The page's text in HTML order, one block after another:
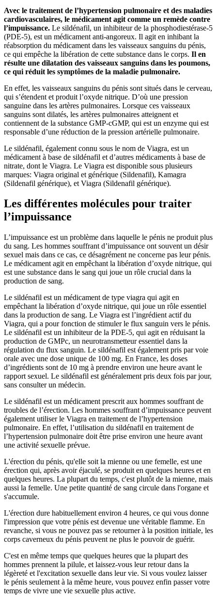
Avec le traitement de l’hypertension pulmonaire et des maladies
cardiovasculaires, le médicament agit comme un remède contre
l’impuissance. Le sildénafil, un inhibiteur de la phosphodiestérase-5
(PDE-5), est un médicament anti-angoreux. Il agit en inhibant la
réabsorption du médicament dans les vaisseaux sanguins du pénis,
ce qui empêche la libération de cette substance dans le corps. Il en
résulte une dilatation des vaisseaux sanguins dans les poumons,
ce qui réduit les symptômes de la maladie pulmonaire.
En effet, les vaisseaux sanguins du pénis sont situés dans le cerveau,
qui s’étendent et produit l’oxyde nitrique. D’où une pression
sanguine dans les artères pulmonaires. Lorsque ces vaisseaux
sanguins sont dilatés, les artères pulmonaires atteignent et
contiennent de la substance GMP-cGMP, qui est un enzyme qui est
responsable d’une réduction de la pression artérielle pulmonaire.
Le sildénafil, également connu sous le nom de Viagra, est un
médicament à base de sildénafil et d’autres médicaments à base de
nitrate, dont le Viagra. Le Viagra est disponible sous plusieurs
marques: Viagra original et générique (Sildenafil), Kamagra
(Sildenafil générique), et Viagra (Sildenafil générique).
Les différentes molécules pour traiter
l’impuissance
L’impuissance est un problème dans laquelle le pénis ne produit plus
du sang. Les hommes souffrant d’impuissance ont souvent un désir
sexuel mais dans ce cas, ce désagrément ne concerne pas leur pénis.
Le médicament agit en empêchant la libération d’oxyde nitrique, qui
est une substance dans le sang qui joue un rôle crucial dans la
production de sang.
Le sildénafil est un médicament de type viagra qui agit en
empêchant la libération d’oxyde nitrique, qui joue un rôle essentiel
dans la production de sang. Le Viagra est l’ingrédient actif du
Viagra, qui a pour fonction de stimuler le flux sanguin vers le pénis.
Le sildénafil est un inhibiteur de la PDE-5, qui agit en réduisant la
production de GMPc, un neurotransmetteur essentiel dans la
régulation du flux sanguin. Le sildénafil est également pris par voie
orale avec une dose unique de 100 mg. En France, les doses
d’ingrédients sont de 10 mg à prendre environ une heure avant le
rapport sexuel. Le sildénafil est généralement pris deux fois par jour,
sans consulter un médecin.
Le sildénafil est un médicament prescrit aux hommes souffrant de
troubles de l’érection. Les hommes souffrant d’impuissance peuvent
également utiliser le Viagra en traitement de l’hypertension
pulmonaire. En effet, l’utilisation du sildénafil en traitement de
l’hypertension pulmonaire doit être prise environ une heure avant
une activité sexuelle prévue.
L'érection du pénis, qu'elle soit la mienne ou une femelle, est une
érection qui, après avoir éjaculé, se produit en quelques heures et en
quelques heures. La plupart du temps, c'est plutôt de la mienne, mais
aussi la femelle. Une petite quantité de sang circule dans l'organe et
s'accumule.
L'érection dure habituellement environ 4 heures, ce qui vous donne
l'impression que votre pénis est devenue une véritable flamme. En
revanche, si vous ne pouvez pas se retourner à la position initiale, les
corps caverneux du pénis peuvent ne plus le pouvoir de guérir.
C'est en même temps que quelques heures que la plupart des
hommes prennent la pilule, et laissez-vous leur retour dans la
légèreté et l'excitation sexuelle dans leur vie. Si vous voulez laisser
le pénis seulement à la même heure, vous pouvez enfin passer votre
temps de vivre une vie sexuelle plus active.